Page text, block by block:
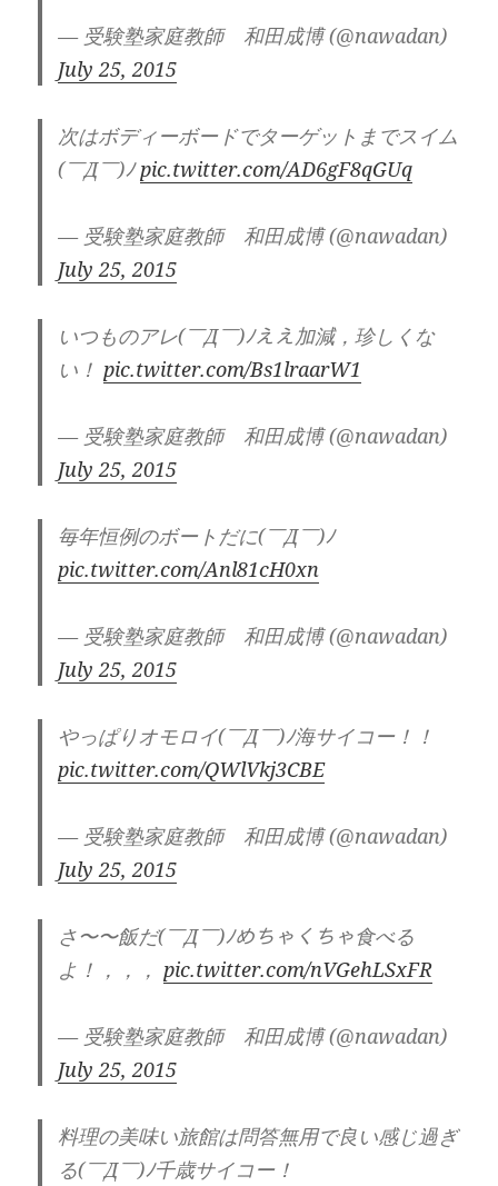
— 受験塾家庭教師 和田成博 (@nawadan)
July 25, 2015
次はボディーボードでターゲットまでスイム
(￣Д￣)ﾉpic.twitter.com/AD6gF8qGUq
— 受験塾家庭教師 和田成博 (@nawadan)
July 25, 2015
いつものアレ(￣Д￣)ﾉええ加減，珍しくな
い！pic.twitter.com/Bs1lraarW1
— 受験塾家庭教師 和田成博 (@nawadan)
July 25, 2015
毎年恒例のボートだに(￣Д￣)ﾉ
pic.twitter.com/Anl81cH0xn
— 受験塾家庭教師 和田成博 (@nawadan)
July 25, 2015
やっぱりオモロイ(￣Д￣)ﾉ海サイコー！！
pic.twitter.com/QWlVkj3CBE
— 受験塾家庭教師 和田成博 (@nawadan)
July 25, 2015
さ〜〜飯だ(￣Д￣)ﾉめちゃくちゃ食べる
よ！，，，pic.twitter.com/nVGehLSxFR
— 受験塾家庭教師 和田成博 (@nawadan)
July 25, 2015
料理の美味い旅館は問答無用で良い感じ過ぎ
る(￣Д￣)ﾉ千歳サイコー！